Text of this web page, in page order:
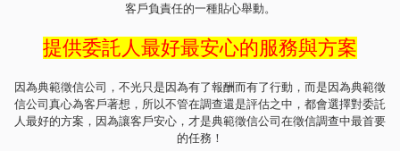
客戶負責任的一種貼心舉動。
提供委託人最好最安心的服務與方案
因為典範徵信公司，不光只是因為有了報酬而有了行動，而是因為典範徵
信公司真心為客戶著想，所以不管在調查還是評估之中，都會選擇對委託
人最好的方案，因為讓客戶安心，才是典範徵信公司在徵信調查中最首要
的任務！